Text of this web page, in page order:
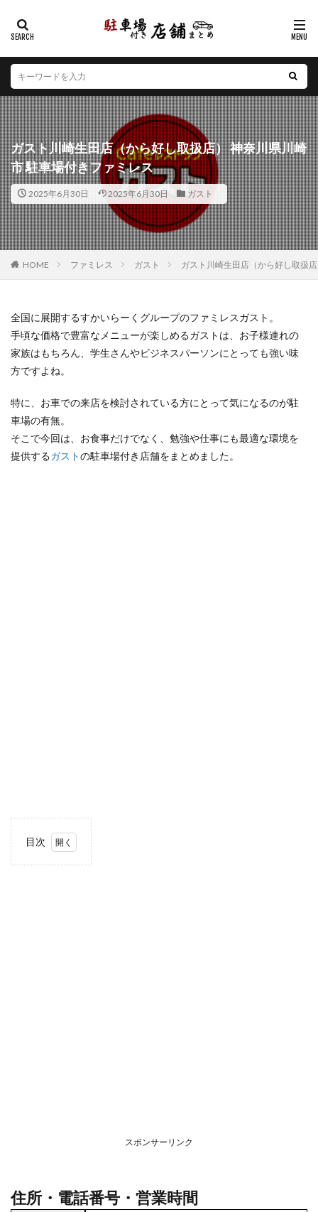
ガスト川崎生田店（から好し取扱店） 神奈川県川崎
市 駐車場付きファミレス
2025年6月30日 2025年6月30日 ガスト
HOME ファミレス ガスト ガスト川崎生田店（から好し取扱
全国に展開するすかいらーくグループのファミレスガスト。
手頃な価格で豊富なメニューが楽しめるガストは、お子様連れの
家族はもちろん、学生さんやビジネスパーソンにとっても強い味
方ですよね。
特に、お車での来店を検討されている方にとって気になるのが駐
車場の有無。
そこで今回は、お食事だけでなく、勉強や仕事にも最適な環境を
提供するガストの駐車場付き店舗をまとめました。
目次
スト
スポンサーリンク
住所・電話番号・営業時間
カテゴリー
エリア
北海道 青森県 岩手県 宮城県
秋田県
山形県
福島県 茨城県 栃木県
群馬県
埼玉県
千葉県 東京都 神奈川県
新潟県
山梨県
長野県 富山県 石川県
福井県
岐阜県
静岡県 愛知県 三重県
滋賀県
京都府
大阪府 兵庫県 奈良県
和歌山県
鳥取県
島根県 岡山県 広島県
山口県
徳島県
香川県 愛媛県 高知県
福岡県
佐賀県
長崎県 熊本県 大分県
宮崎県
検索